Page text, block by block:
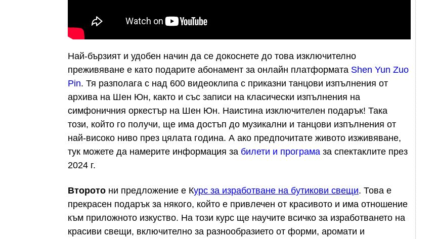
Най-бързият и удобен начин да се докоснете до това изключително
преживяване е като подарите абонамент за онлайн платформата Shen Yun Zuo
Pin. Тя разполага с над 600 видеоклипа с приказни танцови изпълнения от
архива на Шен Юн, както и със записи на класически изпълнения на
симфоничния оркестър на Шен Юн. Наистина изключителен подарък! Така
този, който го получи, ще има достъп до музикални и танцови изпълнения от
най-високо ниво през цялата година. А ако предпочитате живото изживяване,
тук можете да намерите информация за билети и програма за спектаклите през
2024 г.
Второто ни предложение е Курс за изработване на бутикови свещи. Това е
прекрасен подарък за някого, който е привлечен от красивото и има отношение
към приложното изкуство. На този курс ще научите всичко за изработването на
красиви свещи, включително за разнообразието от форми, аромати и